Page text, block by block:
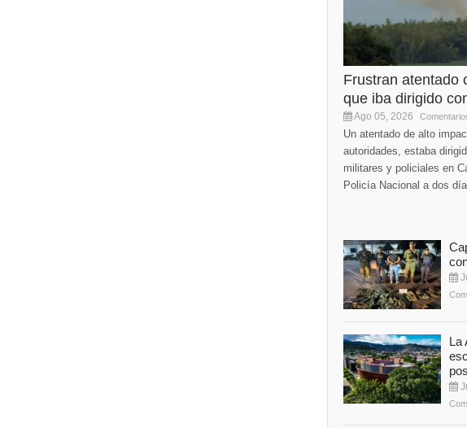
Frustran atentado
que iba dirigido
Ago 05, 2026
Un atentado de alto
autoridades, estaba
militares y policiales en
Policía Nacional a dos
La